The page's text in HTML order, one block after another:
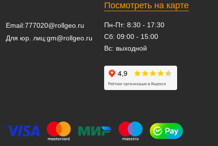
Посмотреть на карте
Email:777020@rollgeo.ru
Для юр. лиц:gm@rollgeo.ru
Пн-Пт: 8:30 - 17:30
Сб: 09:00 - 15:00
Вс: выходной